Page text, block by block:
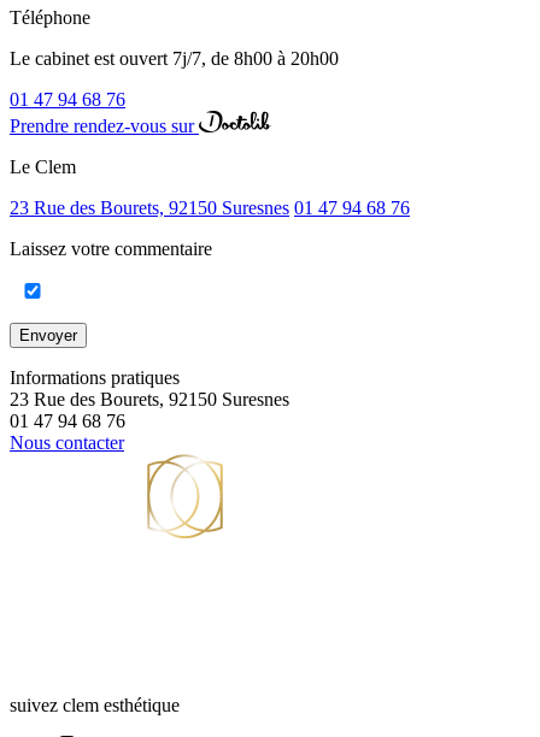
Téléphone
Le cabinet est ouvert 7j/7, de 8h00 à 20h00
01 47 94 68 76
Prendre rendez-vous sur
Le Clem
23 Rue des Bourets, 92150 Suresnes 01 47 94 68 76
Laissez votre commentaire
Envoyer
Informations pratiques
23 Rue des Bourets, 92150 Suresnes
01 47 94 68 76
Nous contacter
suivez clem esthétique